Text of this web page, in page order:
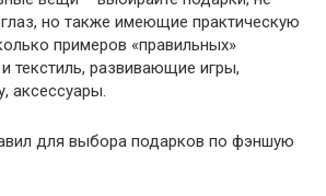
но также имеющие практическую
примеров «правильных»
текстиль, развивающие игры,
аксессуары.
для выбора подарков по фэншую